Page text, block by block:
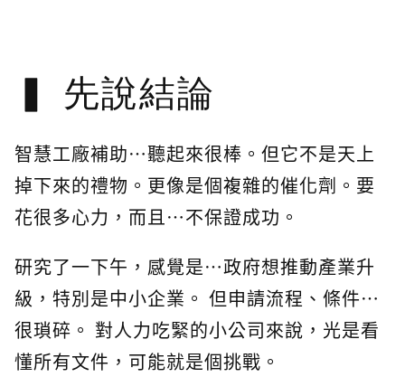
先說結論
智慧工廠補助…聽起來很棒。但它不是天上
掉下來的禮物。更像是個複雜的催化劑。要
花很多心力，而且…不保證成功。
研究了一下午，感覺是…政府想推動產業升
級，特別是中小企業。 但申請流程、條件…
很瑣碎。 對人力吃緊的小公司來說，光是看
懂所有文件，可能就是個挑戰。